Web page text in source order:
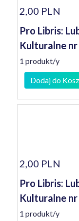
2,00 PLN
Pro Libris:
Kulturalne
1 produkt/y
Dodaj do
2,00 PLN
Pro Libris:
Kulturalne
1 produkt/y